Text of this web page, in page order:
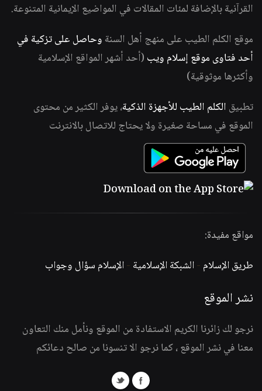
القرآنية بالإضافة لمئات المقالات في المواضيع الإيمانية المتنوعة.
موقع الكلم الطيب على منهج أهل السنة وحاصل على تزكية في
أحد فتاوى موقع إسلام ويب (أحد أشهر المواقع الإسلامية
وأكثرها موثوقية)
تطبيق الكلم الطيب للأجهزة الذكية، يوفر الكثير من محتوى
الموقع في مساحة صغيرة ولا يحتاج للاتصال بالانترنت
مواقع مفيدة:
طريق الإسلام -الشبكة الإسلامية -الإسلام سؤال وجواب
نشر الموقع
نرجو لك زائرنا الكريم الاستفادة من الموقع ونأمل منك التعاون
معنا في نشر الموقع ، كما نرجو الا تنسونا من صالح دعائكم